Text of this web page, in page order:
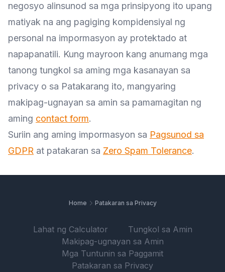
negosyo alinsunod sa mga prinsipyong ito upang
matiyak na ang pagiging kompidensiyal ng
personal na impormasyon ay protektado at
napapanatili. Kung mayroon kang anumang mga
tanong tungkol sa aming mga kasanayan sa
privacy o sa Patakarang ito, mangyaring
makipag-ugnayan sa amin sa pamamagitan ng
aming contact form.
Suriin ang aming impormasyon sa Pagsunod sa
GDPR at patakaran sa Zero Spam Tolerance.
Home Patakaran sa Privacy
Lahat ng Calculator
Tungkol sa Amin
Makipag-ugnayan sa Amin
Mga Tuntunin sa Paggamit
Patakaran sa Privacy